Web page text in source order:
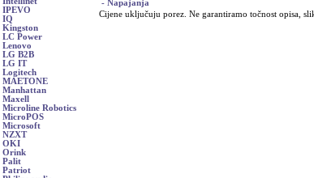
IPEVO
IQ
Kingston
LC Power
Lenovo
LG B2B
LG IT
Logitech
MAETONE
Manhattan
Maxell
Microline Robotics
MicroPOS
Microsoft
NZXT
OKI
Orink
Palit
Patriot
- Napajanja
Cijene uključuju porez. Ne garantiramo točnost opisa,